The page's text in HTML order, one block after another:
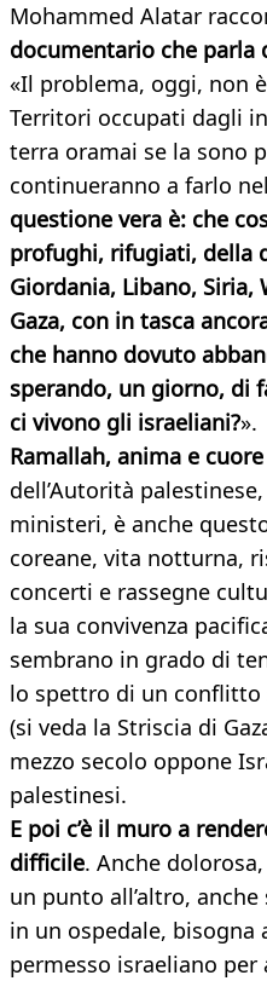
Mohammed Alatar
documentario che parla
«Il problema, oggi, non
Territori occupati dagli
terra oramai se la sono
continueranno a farlo
questione vera è: che
profughi, rifugiati, della
Giordania, Libano, Siria,
Gaza, con in tasca
che hanno dovuto
sperando, un giorno, di
ci vivono gli israeliani?».
Ramallah, anima e
dell’Autorità
ministeri, è anche
coreane, vita notturna,
concerti e rassegne
la sua convivenza
sembrano in grado di
lo spettro di un conflitto
(si veda la Striscia di
mezzo secolo oppone
palestinesi.
E poi c’è il muro a
difficile. Anche
un punto all’altro,
in un ospedale, bisogna
permesso israeliano